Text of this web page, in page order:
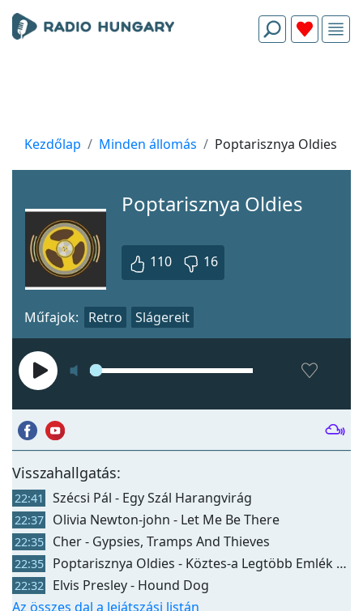
Kezdőlap Minden állomás Poptarisznya Oldies
Poptarisznya Oldies
110 16
Műfajok: Retro Slágereit
Visszahallgatás:
22:41 Szécsi Pál - Egy Szál Harangvirág
22:37 Olivia Newton-john - Let Me Be There
22:35 Cher - Gypsies, Tramps And Thieves
22:35 Poptarisznya Oldies - Köztes-a Legtöbb Emlék 1 151220
22:32
Elvis Presley - Hound Dog
Az összes dal a lejátszási listán